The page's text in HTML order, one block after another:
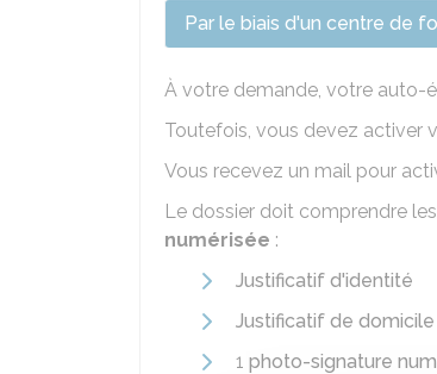
Par le biais d'un centre de
À votre demande, votre auto-
Toutefois, vous devez activer
Vous recevez un mail pour
Le dossier doit comprendre
numérisée :
Justificatif d'identité
Justificatif de domicile
1 photo-signature